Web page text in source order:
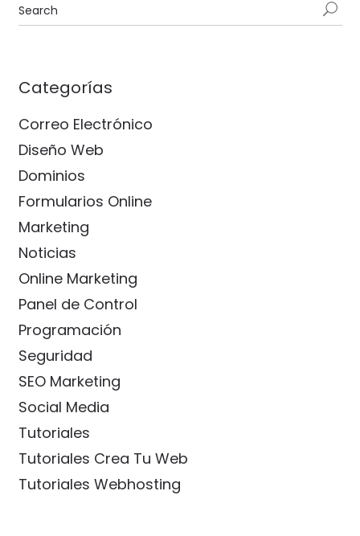
Categorías
Correo Electrónico
Diseño Web
Dominios
Formularios Online
Marketing
Noticias
Online Marketing
Panel de Control
Programación
Seguridad
SEO Marketing
Social Media
Tutoriales
Tutoriales Crea Tu Web
Tutoriales Webhosting